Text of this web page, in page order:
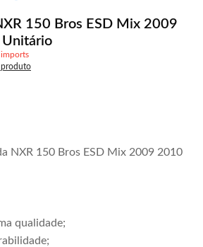
150 Bros ESD Mix 2009
NXR 150 Bros ESD Mix 2009 2010
qualidade;